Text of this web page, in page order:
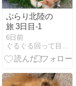
ぶらり北陸の
旅 3日目-1
6日前